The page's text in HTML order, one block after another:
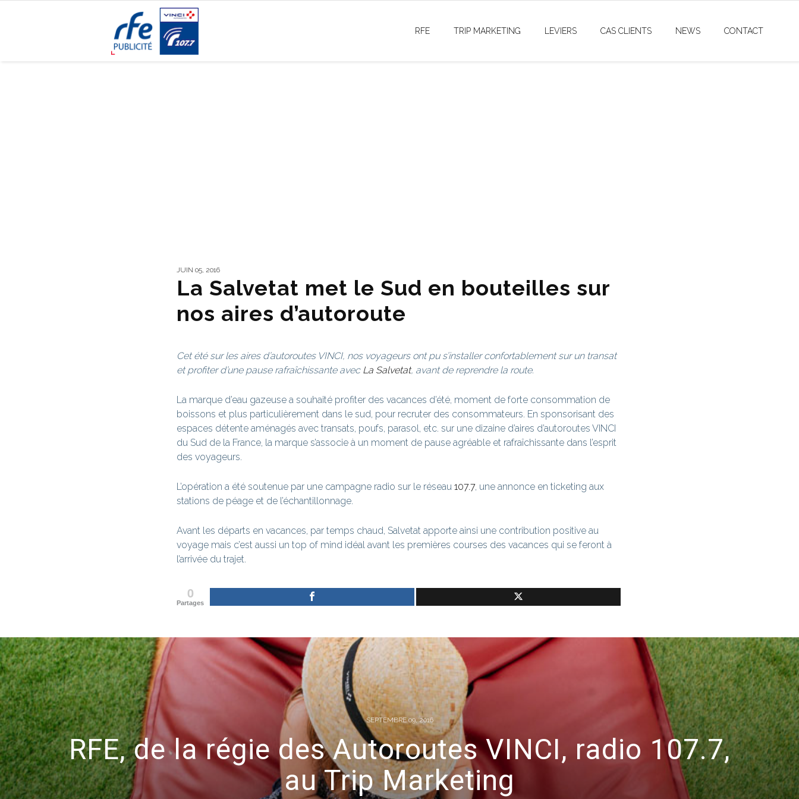
RFE TRIP MARKETING LEVIERS CAS CLIENTS NEWS CONTACT
JUIN 05, 2016
La Salvetat met le Sud en bouteilles sur
nos aires d’autoroute
Cet été sur les aires d’autoroutes VINCI, nos voyageurs ont pu s’installer confortablement sur un transat
et profiter d’une pause rafraîchissante avec La Salvetat, avant de reprendre la route.
La marque d’eau gazeuse a souhaité profiter des vacances d’été, moment de forte consommation de
boissons et plus particulièrement dans le sud, pour recruter des consommateurs. En sponsorisant des
espaces détente aménagés avec transats, poufs, parasol, etc. sur une dizaine d’aires d’autoroutes VINCI
du Sud de la France, la marque s’associe à un moment de pause agréable et rafraîchissante dans l’esprit
des voyageurs.
L’opération a été soutenue par une campagne radio sur le réseau 107.7, une annonce en ticketing aux
stations de péage et de l’échantillonnage.
Avant les départs en vacances, par temps chaud, Salvetat apporte ainsi une contribution positive au
voyage mais c’est aussi un top of mind idéal avant les premières courses des vacances qui se feront à
l’arrivée du trajet.
0
Partages
SEPTEMBRE 09, 2016
RFE, de la régie des Autoroutes VINCI, radio 107.7,
au Trip Marketing